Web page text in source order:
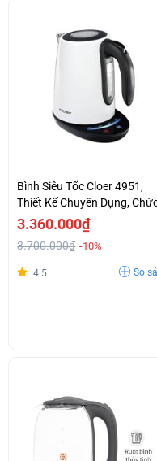
Bình Siêu Tốc Cloer 4951,
Thiết Kế Chuyên Dụng,
Năng Hiện Đại.
3.360.000₫
3.700.000₫ -10%
4.5 So